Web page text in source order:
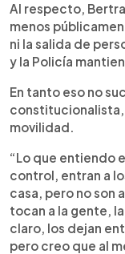
Al respecto,
menos
ni la salida de
y la Policía
En tanto eso no
constitucionalista,
movilidad.
“Lo que entiendo
control, entran a
casa, pero no son
tocan a la gente,
claro, los dejan
pero creo que al